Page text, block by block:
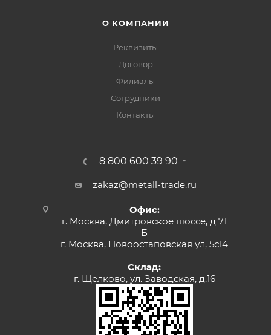
О КОМПАНИИ
Реквизиты
Договор
Филиалы
Сотрудники
Контакты
8 800 600 39 90
zakaz@metall-trade.ru
Офис:
г. Москва, Дмитровское шоссе, д 71
Б
г. Москва, Новоостаповская ул, 5с14
Склад:
г. Щелково, ул. Заводская, д.16